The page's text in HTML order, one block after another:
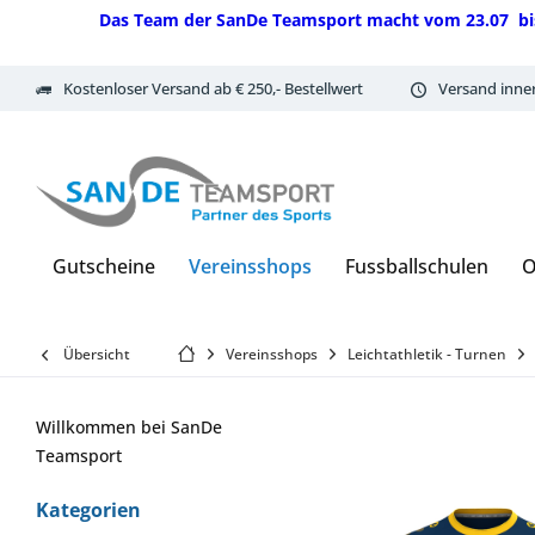
Das Team der SanDe Teamsport macht vom 23.07
Kostenloser Versand ab € 250,- Bestellwert Versand
Gutscheine Vereinsshops Fussballschulen
Übersicht Vereinsshops Leichtathletik - Turnen
Willkommen bei SanDe
Teamsport
Kategorien